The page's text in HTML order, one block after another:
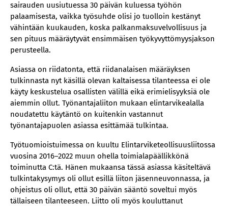
sairauden uusiutuessa 30 päivän kuluessa työhön
palaamisesta, vaikka työsuhde olisi jo tuolloin kestänyt
vähintään kuukauden, koska palkanmaksuvelvollisuus ja
sen pituus määräytyvät ensimmäisen työkyvyttömyysjakson
perusteella.
Asiassa on riidatonta, että riidanalaisen määräyksen
tulkinnasta nyt käsillä olevan kaltaisessa tilanteessa ei ole
käyty keskustelua osallisten välillä eikä erimielisyyksiä ole
aiemmin ollut. Työnantajaliiton mukaan elintarvikealalla
noudatettu käytäntö on kuitenkin vastannut
työnantajapuolen asiassa esittämää tulkintaa.
Työtuomioistuimessa on kuultu Elintarviketeollisuusliitossa
vuosina 2016–2022 muun ohella toimialapäällikkönä
toiminutta C:tä. Hänen mukaansa tässä asiassa käsiteltävä
tulkintakysymys oli ollut esillä liiton jäsenneuvonnassa, ja
ohjeistus oli ollut, että 30 päivän sääntö soveltui myös
tällaiseen tilanteeseen. Liitto oli myös kouluttanut